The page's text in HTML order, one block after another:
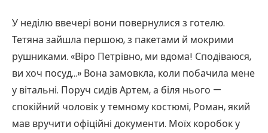
У неділю ввечері вони повернулися з готелю.
Тетяна зайшла першою, з пакетами й мокрими
рушниками. «Віро Петрівно, ми вдома! Сподіваюся,
ви хоч посуд…» Вона замовкла, коли побачила мене
у вітальні. Поруч сидів Артем, а біля нього —
спокійний чоловік у темному костюмі, Роман, який
мав вручити офіційні документи. Моїх коробок у